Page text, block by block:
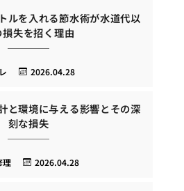
ルを入れる節水術が水道代以
損失を招く理由
2026.04.28
と環境に与える影響とその深
刻な損失
2026.04.28
理